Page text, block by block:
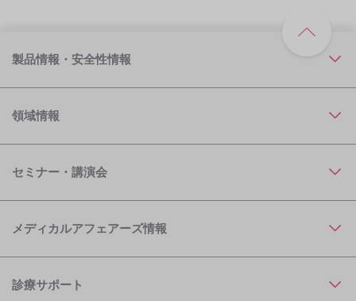
製品情報・安全性情報
領域情報
セミナー・講演会
メディカルアフェアーズ情報
診療サポート